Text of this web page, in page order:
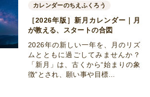
カレンダーのちえふくろう
［2026年版］新月カレンダー｜月
が教える、スタートの合図
2026年の新しい一年を、月のリズ
ムとともに過ごしてみませんか？
「新月」は、古くから“始まりの象
徴”とされ、願い事や目標…